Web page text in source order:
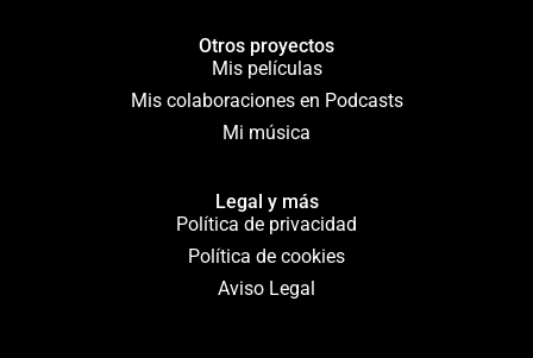
Otros proyectos
Mis películas
Mis colaboraciones en Podcasts
Mi música
Legal y más
Política de privacidad
Política de cookies
Aviso Legal